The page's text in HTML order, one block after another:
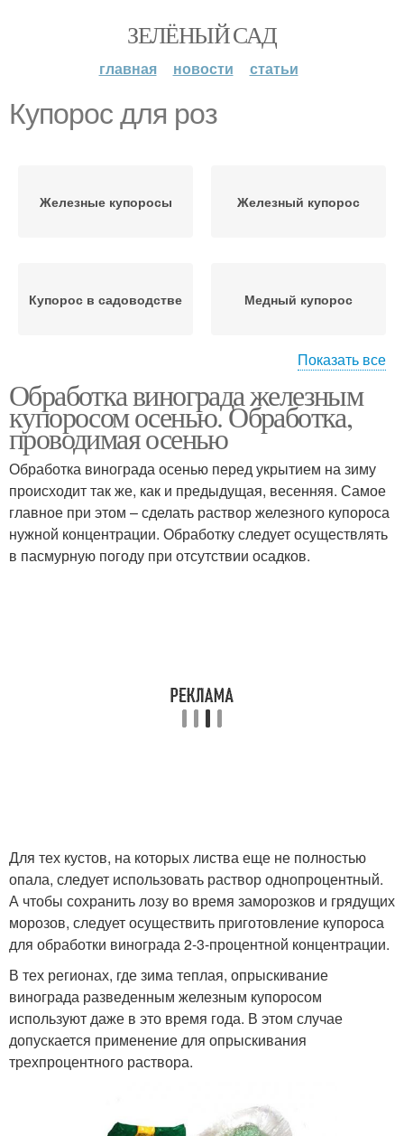
ЗЕЛЁНЫЙ САД
главная новости статьи
Купорос для роз
Железные купоросы Железный купорос
Купорос в садоводстве Медный купорос
Купорос для растений Купорос для обработки
Розы под укрытием Купорос для винограда
Показать все
Обработка винограда железным
купоросом осенью. Обработка,
проводимая осенью
Обработка винограда осенью перед укрытием на зиму
происходит так же, как и предыдущая, весенняя. Самое
главное при этом – сделать раствор железного купороса
нужной концентрации. Обработку следует осуществлять
в пасмурную погоду при отсутствии осадков.
Для тех кустов, на которых листва еще не полностью
опала, следует использовать раствор однопроцентный.
А чтобы сохранить лозу во время заморозков и грядущих
морозов, следует осуществить приготовление купороса
для обработки винограда 2-3-процентной концентрации.
В тех регионах, где зима теплая, опрыскивание
винограда разведенным железным купоросом
используют даже в это время года. В этом случае
допускается применение для опрыскивания
трехпроцентного раствора.